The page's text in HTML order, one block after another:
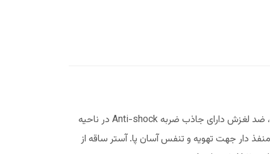
چکمه حفاری پلیمو چکمه حفاری. رویه چرم گاوی در جه یک با ضخامت استاندارد. نوع زیره PU-Rubber به روش تزریق مستقیم، ضد لغزش دارای جاذب ضربه Anti-shock در ناحیه
دار جهت تهویه و تنفس آسان پا. آستر ساقه از